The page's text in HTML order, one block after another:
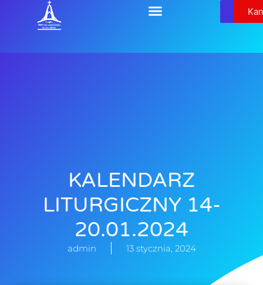
KALENDARZ
LITURGICZNY 14-
20.01.2024
admin 13 stycznia, 2024